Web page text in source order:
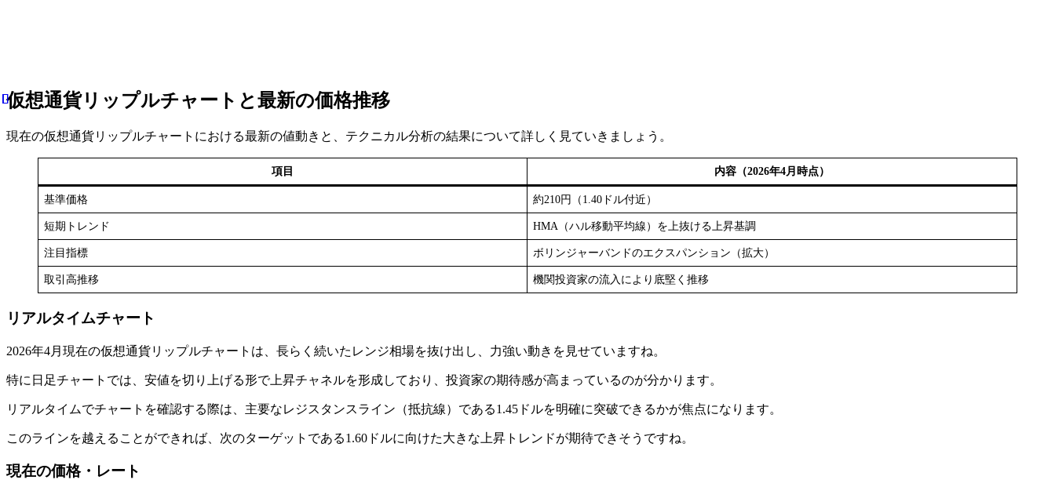
仮想通貨リップルチャートと最新の価格推移
現在の仮想通貨リップルチャートにおける最新の値動きと、テクニカル分析の結果について詳しく見ていきましょう。
項目 内容（2026年4月時点）
基準価格 約210円（1.40ドル付近）
短期トレンド HMA（ハル移動平均線）を上抜ける上昇基調
注目指標 ボリンジャーバンドのエクスパンション（拡大）
取引高推移 機関投資家の流入により底堅く推移
リアルタイムチャート
2026年4月現在の仮想通貨リップルチャートは、長らく続いたレンジ相場を抜け出し、力強い動きを見せていますね。
特に日足チャートでは、安値を切り上げる形で上昇チャネルを形成しており、投資家の期待感が高まっているのが分かります。
リアルタイムでチャートを確認する際は、主要なレジスタンスライン（抵抗線）である1.45ドルを明確に突破できるかが焦点になります。
このラインを越えることができれば、次のターゲットである1.60ドルに向けた大きな上昇トレンドが期待できそうですね。
現在の価格・レート